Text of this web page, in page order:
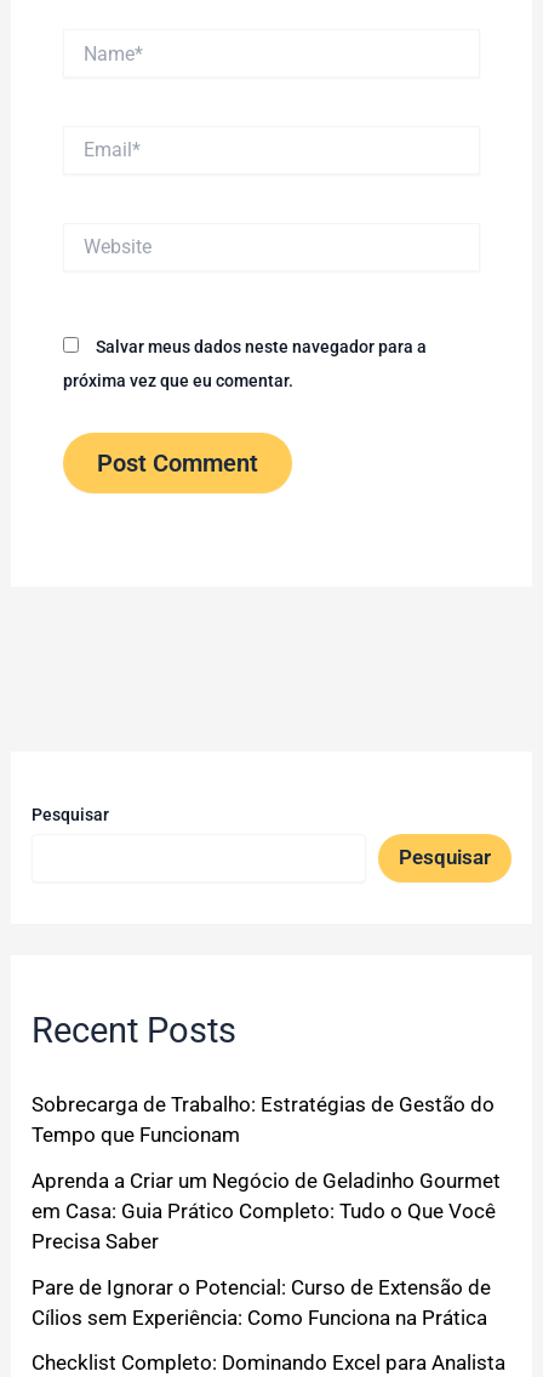
Salvar meus dados neste navegador para a
próxima vez que eu comentar.
Pesquisar
Pesquisar
Recent Posts
Sobrecarga de Trabalho: Estratégias de Gestão do
Tempo que Funcionam
Aprenda a Criar um Negócio de Geladinho Gourmet
em Casa: Guia Prático Completo: Tudo o Que Você
Precisa Saber
Pare de Ignorar o Potencial: Curso de Extensão de
Cílios sem Experiência: Como Funciona na Prática
Checklist Completo: Dominando Excel para Analista